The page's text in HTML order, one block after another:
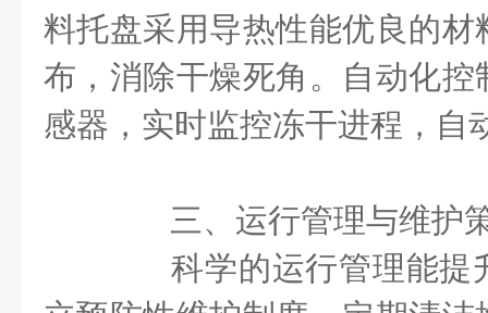
料托盘采用导热性能优良的
布，消除干燥死角。自动化
感器，实时监控冻干进程，自
三、运行管理与维护
科学的运行管理能提